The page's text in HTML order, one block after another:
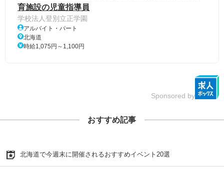
育施設の児童指導員
学校法人登別立正学園
アルバイト・パート
北海道
時給1,075円～1,100円
Sponsored by
おすすめ記事
北海道で今週末に開催されるおすすめイベント20選